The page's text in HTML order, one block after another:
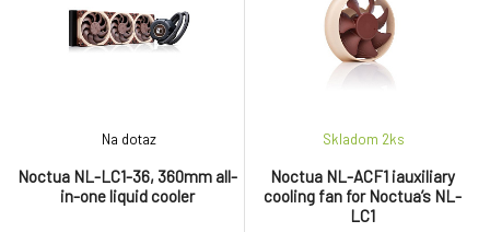
procesorov AMD Ryzen™ a
Intel® Core™ a uvoľňuje tak
neobmedzený výkon. Intuitívny
výkonné a spoľahlivé vodné
chladenie. Vďaka kombinácii
špičkových ventilátorov
Noctua NL-LC1-36, 360mm all-
in-one liquid cooler
Na dotaz
Noctua NL-ACF1 iauxiliary
cooling fan for Noctua’s NL-
LC1
Skladom 2ks